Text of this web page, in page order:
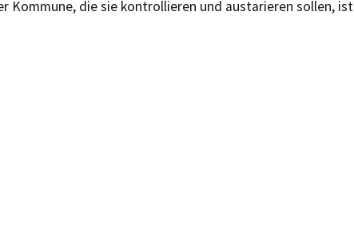
Kommune, die sie kontrollieren und austarieren sollen, ist